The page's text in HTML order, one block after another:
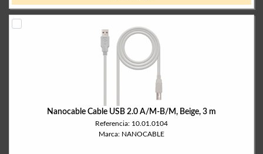
Nanocable Cable USB 2.0 A/M-B/M, Beige, 3 m
Referencia: 10.01.0104
Marca: NANOCABLE